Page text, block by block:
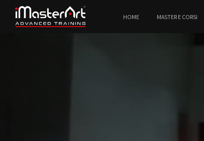
HOME MASTER E CORSI